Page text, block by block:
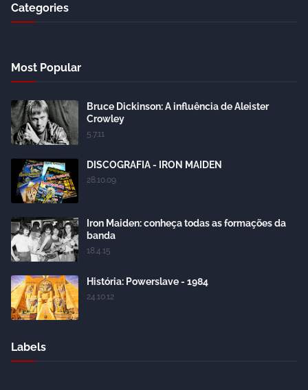
Categories
Most Popular
Bruce Dickinson: A influência de Aleister
Crowley
5.7.11
DISCOGRAFIA - IRON MAIDEN
28.10.09
Iron Maiden: conheça todas as formações da
banda
18.4.15
História: Powerslave - 1984
24.10.12
Labels